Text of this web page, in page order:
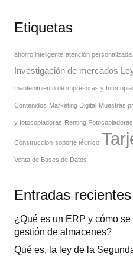
Etiquetas
ahorro inteligente atención personalizada
Investigación de mercados
mantenimiento de impresoras y
Contenidos Marketing Digital Muestras
y fotocopiadoras Renting Fotocopiadoras
Construccion soporte técnico
Venta de Bases de Datos
Entradas recientes
¿Qué es un ERP y cómo
gestión de almacenes?
Qué es, la ley de la